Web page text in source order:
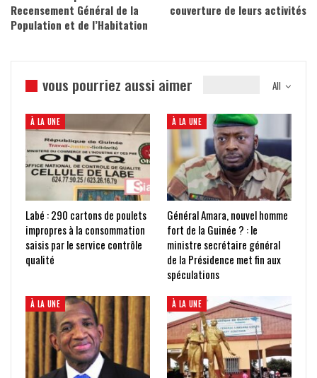
Recensement Général de la
Population et de l’Habitation
couverture de leurs activités
All
vous pourriez aussi aimer
À LA UNE
Labé : 290 cartons de poulets
impropres à la consommation
saisis par le service contrôle
qualité
À LA UNE
Général Amara, nouvel homme
fort de la Guinée ? : le
ministre secrétaire général
de la Présidence met fin aux
spéculations
À LA UNE À LA UNE